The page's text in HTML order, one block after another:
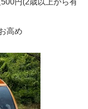
円(2歳以上から有
高め